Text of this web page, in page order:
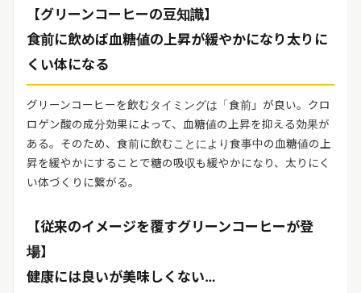
【グリーンコーヒーの豆知識】
食前に飲めば血糖値の上昇が緩やかになり太りに
くい体になる
グリーンコーヒーを飲むタイミングは「食前」が良い。クロ
ロゲン酸の成分効果によって、血糖値の上昇を抑える効果が
ある。そのため、食前に飲むことにより食事中の血糖値の上
昇を緩やかにすることで糖の吸収も緩やかになり、太りにく
い体づくりに繋がる。
【従来のイメージを覆すグリーンコーヒーが登
場】
健康には良いが美味しくない…